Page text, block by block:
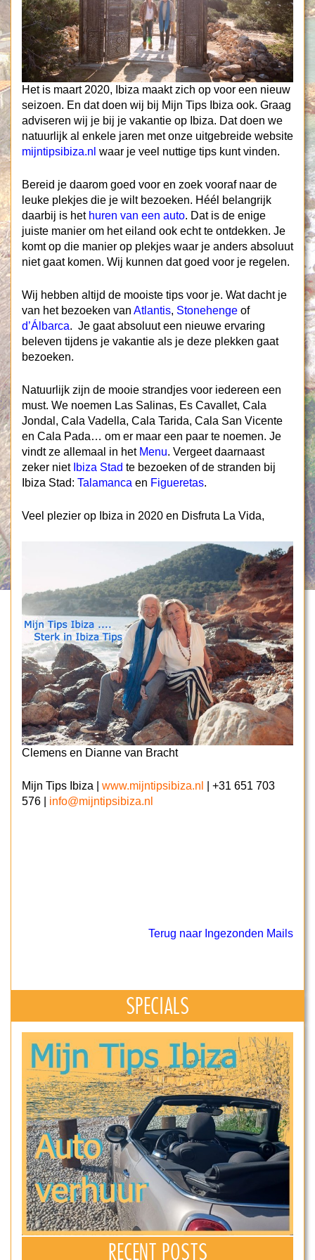
Het is maart 2020, Ibiza maakt zich op voor een nieuw
seizoen. En dat doen wij bij Mijn Tips Ibiza ook. Graag
adviseren wij je bij je vakantie op Ibiza. Dat doen we
natuurlijk al enkele jaren met onze uitgebreide website
mijntipsibiza.nl waar je veel nuttige tips kunt vinden.
Bereid je daarom goed voor en zoek vooraf naar de
leuke plekjes die je wilt bezoeken. Héél belangrijk
daarbij is het huren van een auto. Dat is de enige
juiste manier om het eiland ook echt te ontdekken. Je
komt op die manier op plekjes waar je anders absoluut
niet gaat komen. Wij kunnen dat goed voor je regelen.
Wij hebben altijd de mooiste tips voor je. Wat dacht je
van het bezoeken van Atlantis, Stonehenge of
d’Álbarca. Je gaat absoluut een nieuwe ervaring
beleven tijdens je vakantie als je deze plekken gaat
bezoeken.
Natuurlijk zijn de mooie strandjes voor iedereen een
must. We noemen Las Salinas, Es Cavallet, Cala
Jondal, Cala Vadella, Cala Tarida, Cala San Vicente
en Cala Pada… om er maar een paar te noemen. Je
vindt ze allemaal in het Menu. Vergeet daarnaast
zeker niet Ibiza Stad te bezoeken of de stranden bij
Ibiza Stad: Talamanca en Figueretas.
Veel plezier op Ibiza in 2020 en Disfruta La Vida,
Clemens en Dianne van Bracht
Mijn Tips Ibiza | www.mijntipsibiza.nl
| +31 651 703
576 |
info@mijntipsibiza.nl
Terug naar Ingezonden Mails
SPECIALS
RECENT POSTS